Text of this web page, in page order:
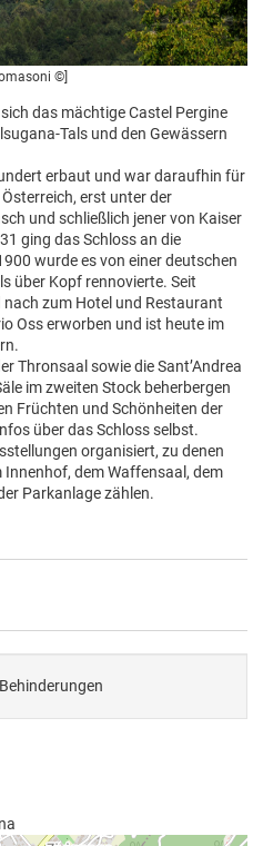
©]
das mächtige Castel Pergine
Tals und den Gewässern
erbaut und war daraufhin für
erst unter der
und schließlich jener von Kaiser
ging das Schloss an die
wurde es von einer deutschen
über Kopf rennovierte. Seit
zum Hotel und Restaurant
Oss erworben und ist heute im
Thronsaal sowie die Sant’Andrea
im zweiten Stock beherbergen
Früchten und Schönheiten der
über das Schloss selbst.
organisiert, zu denen
dem Waffensaal, dem
Parkanlage zählen.